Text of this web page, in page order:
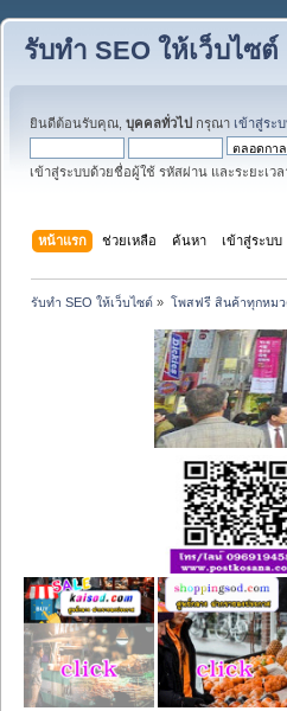
รับทำ SEO ให้เว็บไซต์
ยินดีต้อนรับคุณ, บุคคลทั่วไป กรุณา เข้าสู่ระ
เข้าสู่ระบบด้วยชื่อผู้ใช้ รหัสผ่าน และระยะเว
หน้าแรก ช่วยเหลือ ค้นหา เข้าสู่ระบบ
รับทำ SEO ให้เว็บไซต์ » โพสฟรี สินค้าทุกหมว